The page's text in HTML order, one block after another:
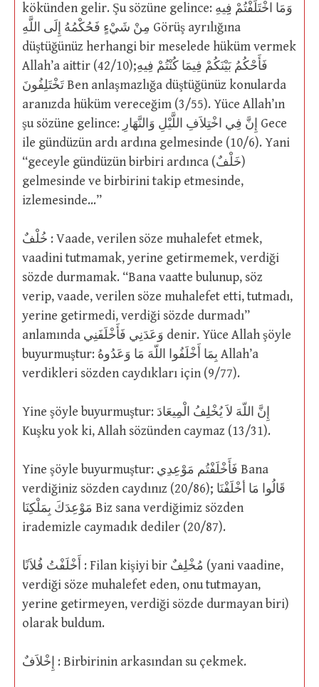
kökünden gelir. Şu sözüne gelince: وَمَا اخْتَلَفْتُمْ فِِيهِ
مِنْ شَيْءٍ فَحُكْمُهُ إِلَى اللَّهِ Görüş ayrılığına
düştüğünüz herhangi bir meselede hüküm vermek
Allah’a aittir (42/10);فَأَحْكُمُ بَيْنَكُمْ فِيمَا كُنْتُمْ فِيهِ
تَخْتَلِفُونَ Ben anlaşmazlığa düştüğünüz konularda
aranızda hüküm vereceğim (3/55). Yüce Allah’ın
şu sözüne gelince: إِنَّ فِي اخْتِلاَفِ اللَّيْلِ وَالنَّهَارِ Gece
ile gündüzün ardı ardına gelmesinde (10/6). Yani
“geceyle gündüzün birbiri ardınca (خَلْفٌ)
gelmesinde ve birbirini takip etmesinde,
izlemesinde…”
خُلْفٌ : Vaade, verilen söze muhalefet etmek,
vaadini tutmamak, yerine getirmemek, verdiği
sözde durmamak. “Bana vaatte bulunup, söz
verip, vaade, verilen söze muhalefet etti, tutmadı,
yerine getirmedi, verdiği sözde durmadı”
anlamında وَعَدَنِي فَأَخْلَفَنِي denir. Yüce Allah şöyle
buyurmuştur: بِمَا أَخْلَفُوا اللّهَ مَا وَعَدُوهُ Allah’a
verdikleri sözden caydıkları için (9/77).
Yine şöyle buyurmuştur: إِنَّ اللّهَ لاَ يُخْلِفُ الْمِيعَادَ
Kuşku yok ki, Allah sözünden caymaz (13/31).
Yine şöyle buyurmuştur: فَأَخْلَفْتُم مَوْعِدِي Bana
verdiğiniz sözden caydınız (20/86); قَالُوا مَا أخْلَفْنَا
مَوْعِدَكَ بِمَلْكِنَا Biz sana verdiğimiz sözden
irademizle caymadık dediler (20/87).
أَخْلَفْتُ فُلاَنًا : Filan kişiyi bir مُخْلِفٌ (yani vaadine,
verdiği söze muhalefet eden, onu tutmayan,
yerine getirmeyen, verdiği sözde durmayan biri)
olarak buldum.
إِخْلاَفٌ : Birbirinin arkasından su çekmek.